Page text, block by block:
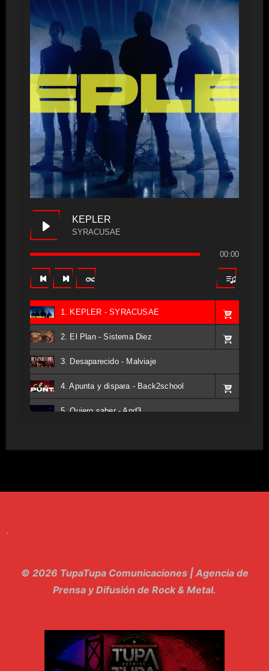
KEPLER
SYRACUSAE
00:00
1. KEPLER - SYRACUSAE
2. El Plan - Sistema Diez
3. Desaparecido - Malviaje
4. Apunta y dispara - Back2school
5. Quiero saber - And3
12. dolor - Piel
14. Llanto en el Cielo - Carmaleon
15. Pachakuti - Pleia
.
© 2026 TupaTupa Comunicaciones | Agencia de
Prensa y Difusión de Rock & Metal.